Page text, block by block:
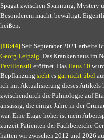
Spagat zwischen Spannung, Mystery
Besonderem macht, bewältigt.
heißen.
[18:44]Seit September 2021 arbeite
Georg Leipzig. Das Krankenhaus im
Pavillonstil eröffnet. Das Haus 10
Bepflanzung siehtes gar nicht übel
ich mit Aktualisierung dieses Artikels
zwischendurch die Pulmologie auf
ansässig, die einige Jahre in der
war. Eine Etage höher ist mein
zurzeit Patienten der Fachbereiche
hatten wir zwischen 2012 und 2026